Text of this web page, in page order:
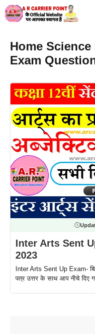
Skip
to
Home
Exam
Inter Arts Sent
2023
Inter Arts Sent Up Exam-
पत्र उत्तर के साथ आप नीचे